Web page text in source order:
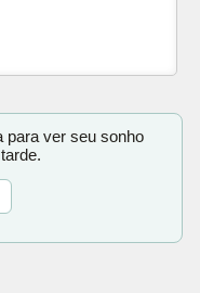
para ver seu sonho